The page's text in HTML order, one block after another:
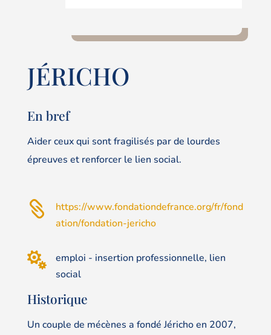
JÉRICHO
En bref
Aider ceux qui sont fragilisés par de lourdes
épreuves et renforcer le lien social.

https://www.fondationdefrance.org/fr/fond
ation/fondation-jericho

emploi - insertion professionnelle, lien
social
Historique
Un couple de mécènes a fondé Jéricho en 2007,